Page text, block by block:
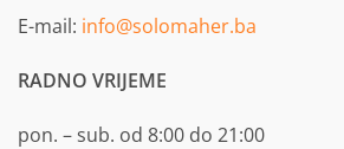
E-mail: info@solomaher.ba
RADNO VRIJEME
pon. – sub. od 8:00 do 21:00